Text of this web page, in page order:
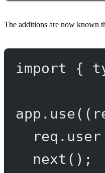
The additions are now known
import {
app. use((
req.user
next ();